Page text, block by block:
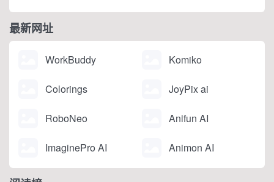
最新网址
WorkBuddy Komiko
Colorings JoyPix ai
RoboNeo Anifun AI
ImaginePro AI Animon AI